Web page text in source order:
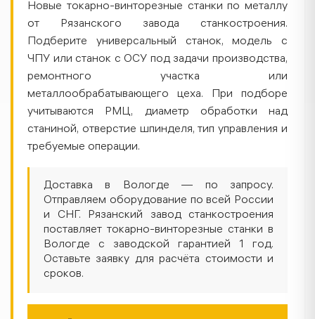
Новые токарно-винторезные станки по металлу
от Рязанского завода станкостроения.
Подберите универсальный станок, модель с
ЧПУ или станок с ОСУ под задачи производства,
ремонтного участка или
металлообрабатывающего цеха. При подборе
учитываются РМЦ, диаметр обработки над
станиной, отверстие шпинделя, тип управления и
требуемые операции.
Доставка в Вологде — по запросу.
Отправляем оборудование по всей России
и СНГ. Рязанский завод станкостроения
поставляет токарно-винторезные станки в
Вологде с заводской гарантией 1 год.
Оставьте заявку для расчёта стоимости и
сроков.